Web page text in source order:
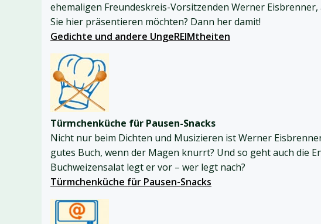
ehemaligen Freundeskreis-Vorsitzenden Werner
Sie hier präsentieren möchten? Dann her damit!
Gedichte und andere UngeREIMtheiten
Türmchenküche für Pausen-Snacks
Nicht nur beim Dichten und Musizieren ist Werner
gutes Buch, wenn der Magen knurrt? Und so geht auch die
Buchweizensalat legt er vor – wer legt nach?
Türmchenküche für Pausen-Snacks